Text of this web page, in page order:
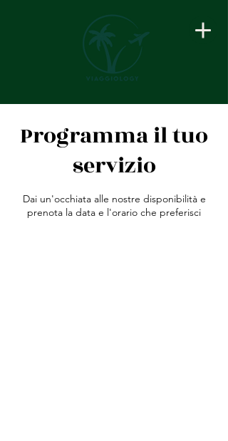
Programma il tuo
servizio
Dai un'occhiata alle nostre disponibilità e
prenota la data e l'orario che preferisci